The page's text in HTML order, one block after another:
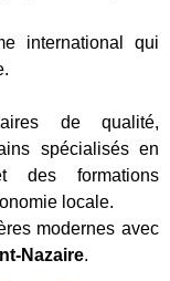
international qui
de qualité,
spécialisés en
des formations
locale.
modernes avec
Nazaire.